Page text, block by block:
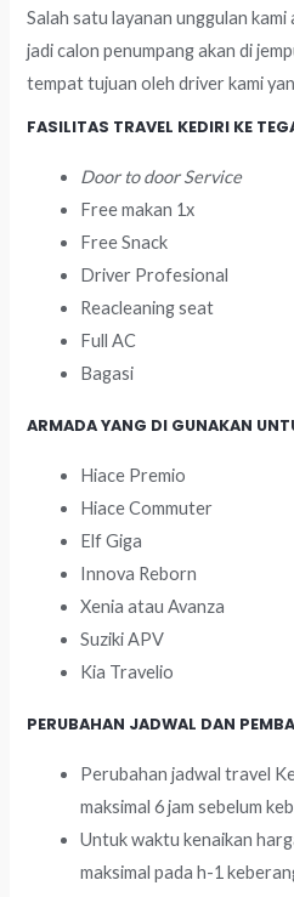
Salah satu layanan unggulan
jadi calon penumpang akan di
tempat tujuan oleh driver kami
FASILITAS TRAVEL KEDIRI KE
Door to door Service
Free makan 1x
Free Snack
Driver Profesional
Reacleaning seat
Full AC
Bagasi
ARMADA YANG DI GUNAKAN
Hiace Premio
Hiace Commuter
Elf Giga
Innova Reborn
Xenia atau Avanza
Suziki APV
Kia Travelio
PERUBAHAN JADWAL DAN
Perubahan jadwal travel
maksimal 6 jam sebelum
Untuk waktu kenaikan
maksimal pada h-1